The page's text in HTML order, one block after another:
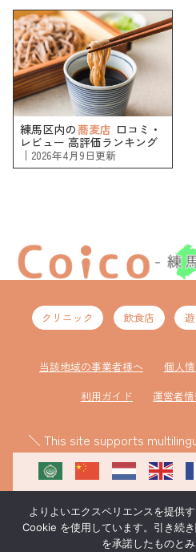
練馬区内の蕎麦店 口コミ・
レビュー 高評価ランキング
｜ 2026年4月9日更新
クリニック 飲食店
当該地域の事業者様へ 個人
利用ガイド
運営者
＼ This site supports
よりよいエクスペリエンスを提供
Cookie を使用しています。引き続
を承諾したものとみ